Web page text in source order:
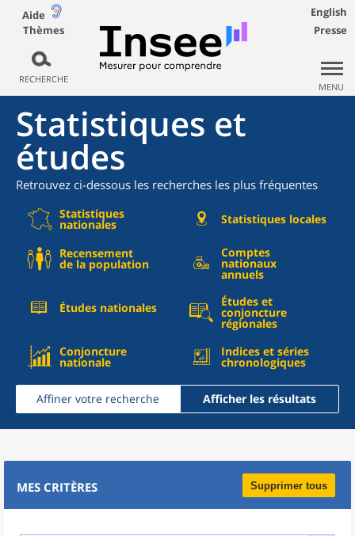
Aide
Thèmes
RECHERCHE
English
Presse
MENU
Statistiques et
études
Retrouvez ci-dessous les recherches les plus fréquentes
Statistiques
nationales Statistiques locales
Recensement
de la population
Comptes
nationaux
annuels
Études nationales Études et
conjoncture
régionales
Conjoncture
nationale
Indices et séries
chronologiques
Affiner votre recherche Afficher les résultats
MES CRITÈRES Supprimer tous